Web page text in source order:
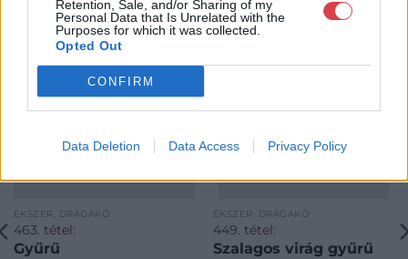
Retention, Sale, and/or Sharing of my
Personal Data that Is Unrelated with the
Purposes for which it was collected.
Opted Out
CONFIRM
Data Deletion Data Access Privacy Policy
ÉKSZER, DRÁGAKŐ
463. tétel:
Gyűrű
ÉKSZER, DRÁGAKŐ
449. tétel:
Szalagos virág gyűrű